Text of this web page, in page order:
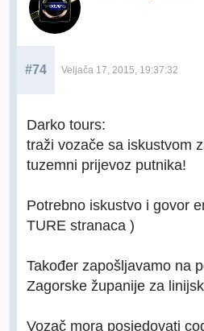
#74 Veljača 17, 2015, 19:37:32
Darko tours:
traži vozače sa iskustvom
tuzemni prijevoz putnika!
Potrebno iskustvo i govor
TURE stranaca )
Također zapošljavamo na
Zagorske županije za
Vozač mora posjedovati